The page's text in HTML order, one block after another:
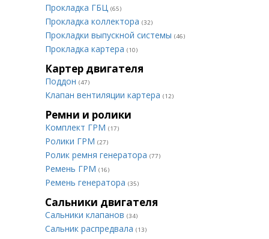
Прокладка ГБЦ (65)
Прокладка коллектора (32)
Прокладки выпускной системы (46)
Прокладка картера (10)
Картер двигателя
Поддон (47)
Клапан вентиляции картера (12)
Ремни и ролики
Комплект ГРМ (17)
Ролики ГРМ (27)
Ролик ремня генератора (77)
Ремень ГРМ (16)
Ремень генератора (35)
Сальники двигателя
Сальники клапанов (34)
Сальник распредвала (13)